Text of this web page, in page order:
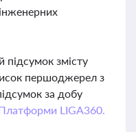
змісту
першоджерел з
за добу
Платформи LIGA360.